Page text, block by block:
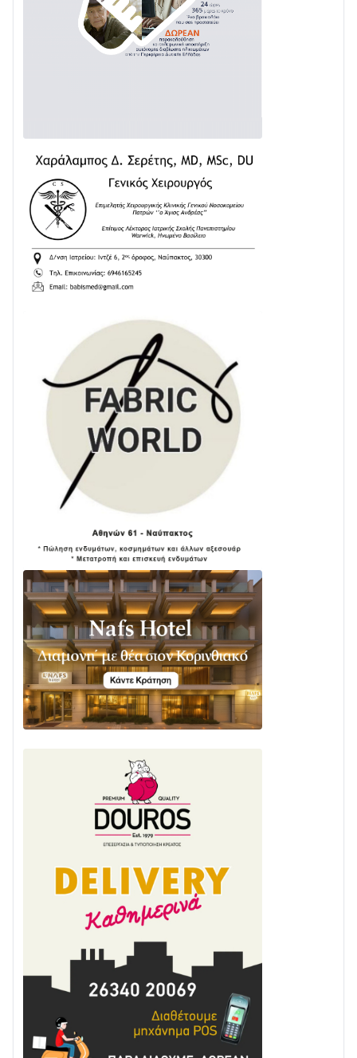
Ενισχύεται η Πολιτική Προστασία στο Δήμο Αγρινίου
με δύο νέα υδροφόρα οχήματα
02/08 • 18:26
Διαβάστε την «Ναυπακτία» που κυκλοφορεί
24/07 • 11:31